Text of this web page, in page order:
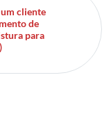
cliente
de
para